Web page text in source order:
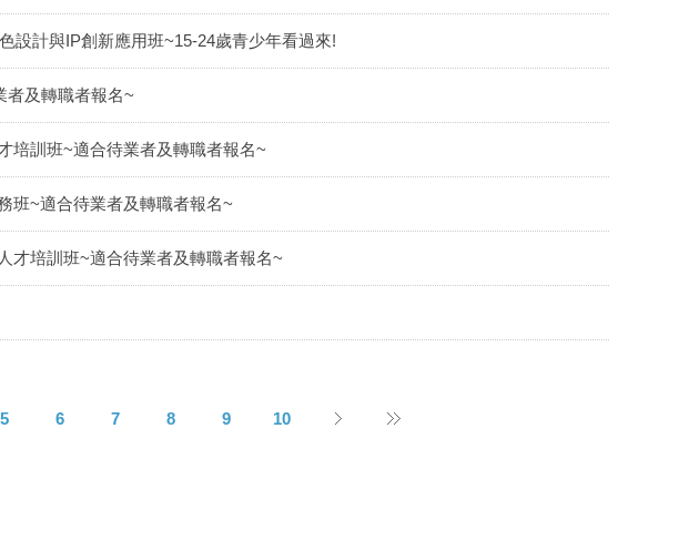
設計與IP創新應用班~15-24歲青少年看過來!
者及轉職者報名~
培訓班~適合待業者及轉職者報名~
班~適合待業者及轉職者報名~
才培訓班~適合待業者及轉職者報名~
5 6 7 8 9 10